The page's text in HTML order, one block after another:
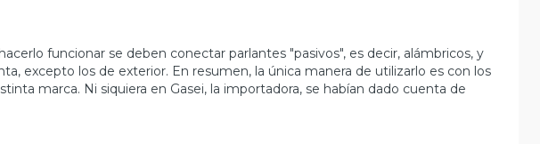
funcionar se deben conectar parlantes "pasivos", es decir, alámbricos, y
excepto los de exterior. En resumen, la única manera de utilizarlo es con los
marca. Ni siquiera en Gasei, la importadora, se habían dado cuenta de